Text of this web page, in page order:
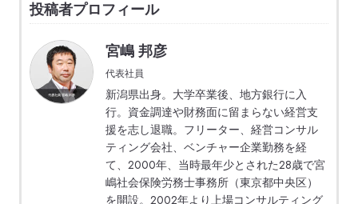
投稿者プロフィール
宮嶋 邦彦
代表社員
新潟県出身。大学卒業後、地方銀行に入
行。資金調達や財務面に留まらない経営支
援を志し退職。フリーター、経営コンサル
ティング会社、ベンチャー企業勤務を経
て、2000年、当時最年少とされた28歳で宮
嶋社会保険労務士事務所（東京都中央区）
を開設。2002年より上場コンサルティング